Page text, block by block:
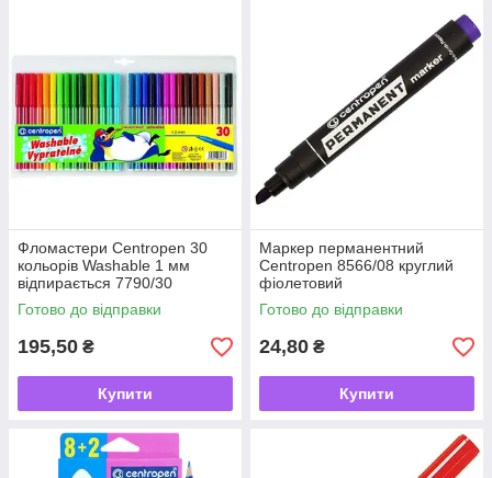
Фломастери Centropen 30
кольорів Washable 1 мм
відпирається 7790/30
Готово до відправки
195,50 ₴
Купити
Маркер перманентний
Centropen 8566/08 круглий
фіолетовий
Готово до відправки
24,80 ₴
Купити